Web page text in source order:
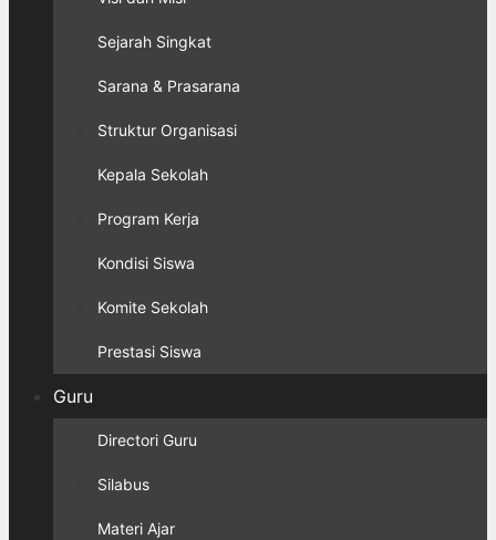
Sejarah Singkat
Sarana & Prasarana
Struktur Organisasi
Kepala Sekolah
Program Kerja
Kondisi Siswa
Komite Sekolah
Prestasi Siswa
Guru
Directori Guru
Silabus
Materi Ajar